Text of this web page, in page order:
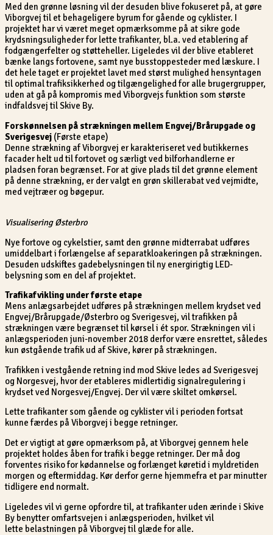
Med den grønne løsning vil der desuden blive fokuseret på, at gøre
Viborgvej til et behageligere byrum for gående og cyklister. I
projektet har vi været meget opmærksomme på at sikre gode
krydsningsuligheder for lette trafikanter, bl.a. ved etablering af
fodgængerfelter og støtteheller. Ligeledes vil der blive etableret
bænke langs fortovene, samt nye busstoppesteder med læskure. I
det hele taget er projektet lavet med størst mulighed hensyntagen
til optimal trafiksikkerhed og tilgængelighed for alle brugergrupper,
uden at gå på kompromis med Viborgvejs funktion som største
indfaldsvej til Skive By.
Forskønnelsen på strækningen mellem Engvej/Brårupgade og
Sverigesvej (Første etape)
Denne strækning af Viborgvej er karakteriseret ved butikkernes
facader helt ud til fortovet og særligt ved bilforhandlerne er
pladsen foran begrænset. For at give plads til det grønne element
på denne strækning, er der valgt en grøn skillerabat ved vejmidte,
med vejtræer og bøgepur.
Visualisering Østerbro
Nye fortove og cykelstier, samt den grønne midterrabat udføres
umiddelbart i forlængelse af separatkloakeringen på strækningen.
Desuden udskiftes gadebelysningen til ny energirigtig LED-
belysning som en del af projektet.
Trafikafvikling under første etape
Mens anlægsarbejdet udføres på strækningen mellem krydset ved
Engvej/Brårupgade/Østerbro og Sverigesvej, vil trafikken på
strækningen være begrænset til kørsel i ét spor. Strækningen vil i
anlægsperioden juni-november 2018 derfor være ensrettet, således
kun østgående trafik ud af Skive, kører på strækningen.
Trafikken i vestgående retning ind mod Skive ledes ad Sverigesvej
og Norgesvej, hvor der etableres midlertidig signalregulering i
krydset ved Norgesvej/Engvej. Der vil være skiltet omkørsel.
Lette trafikanter som gående og cyklister vil i perioden fortsat
kunne færdes på Viborgvej i begge retninger.
Det er vigtigt at gøre opmærksom på, at Viborgvej gennem hele
projektet holdes åben for trafik i begge retninger. Der må dog
forventes risiko for kødannelse og forlænget køretid i myldretiden
morgen og eftermiddag. Kør derfor gerne hjemmefra et par minutter
tidligere end normalt.
Ligeledes vil vi gerne opfordre til, at trafikanter uden ærinde i Skive
By benytter omfartsvejen i anlægsperioden, hvilket vil
lette belastningen på Viborgvej til glæde for alle.